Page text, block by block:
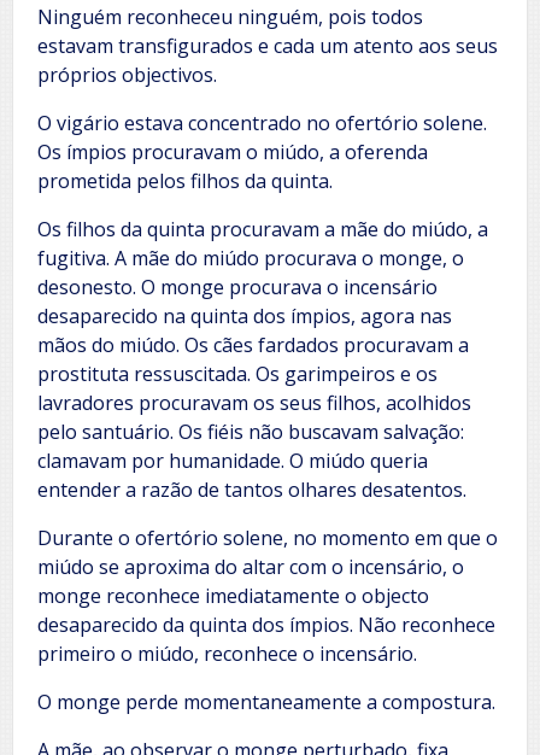
Ninguém reconheceu ninguém, pois todos
estavam transfigurados e cada um atento aos seus
próprios objectivos.
O vigário estava concentrado no ofertório solene.
Os ímpios procuravam o miúdo, a oferenda
prometida pelos filhos da quinta.
Os filhos da quinta procuravam a mãe do miúdo, a
fugitiva. A mãe do miúdo procurava o monge, o
desonesto. O monge procurava o incensário
desaparecido na quinta dos ímpios, agora nas
mãos do miúdo. Os cães fardados procuravam a
prostituta ressuscitada. Os garimpeiros e os
lavradores procuravam os seus filhos, acolhidos
pelo santuário. Os fiéis não buscavam salvação:
clamavam por humanidade. O miúdo queria
entender a razão de tantos olhares desatentos.
Durante o ofertório solene, no momento em que o
miúdo se aproxima do altar com o incensário, o
monge reconhece imediatamente o objecto
desaparecido da quinta dos ímpios. Não reconhece
primeiro o miúdo, reconhece o incensário.
O monge perde momentaneamente a compostura.